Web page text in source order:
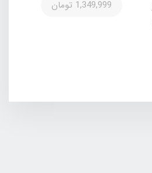
1,349,999 تومان